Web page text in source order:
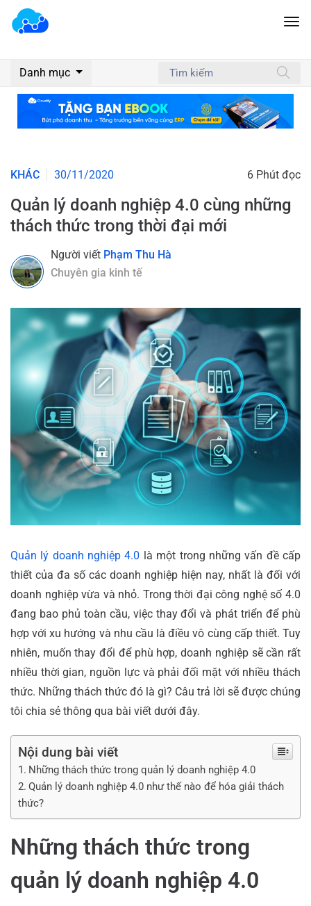
Danh mục
KHÁC 30/11/2020 6 Phút đọc
Quản lý doanh nghiệp 4.0 cùng những
thách thức trong thời đại mới
Người viết Phạm Thu Hà
Chuyên gia kinh tế
Quản lý doanh nghiệp 4.0 là một trong những vấn đề cấp
thiết của đa số các doanh nghiệp hiện nay, nhất là đối với
doanh nghiệp vừa và nhỏ. Trong thời đại công nghệ số 4.0
đang bao phủ toàn cầu, việc thay đổi và phát triển để phù
hợp với xu hướng và nhu cầu là điều vô cùng cấp thiết. Tuy
nhiên, muốn thay đổi để phù hợp, doanh nghiệp sẽ cần rất
nhiều thời gian, nguồn lực và phải đối mặt với nhiều thách
thức. Những thách thức đó là gì? Câu trả lời sẽ được chúng
tôi chia sẻ thông qua bài viết dưới đây.
Nội dung bài viết
Những thách thức trong quản lý doanh nghiệp 4.0
Quản lý doanh nghiệp 4.0 như thế nào để hóa giải thách
thức?
Những thách thức trong
quản lý doanh nghiệp 4.0